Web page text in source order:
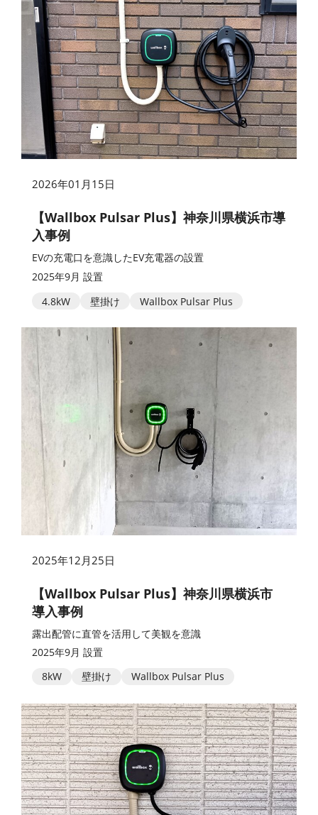
2026年01月15日
【Wallbox Pulsar Plus】神奈川県横浜市導
入事例
EVの充電口を意識したEV充電器の設置
2025年9月 設置
4.8kW
壁掛け Wallbox Pulsar Plus
2025年12月25日
【Wallbox Pulsar Plus】神奈川県横浜市
導入事例
露出配管に直管を活用して美観を意識
2025年9月 設置
8kW
壁掛け Wallbox Pulsar Plus